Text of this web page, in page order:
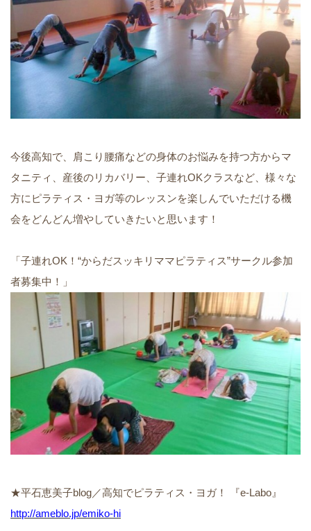
今後高知で、肩こり腰痛などの身体のお悩みを持つ方からマ
タニティ、産後のリカバリー、子連れOKクラスなど、様々な
方にピラティス・ヨガ等のレッスンを楽しんでいただける機
会をどんどん増やしていきたいと思います！
「子連れOK！“からだスッキリママピラティス”サークル参加
者募集中！」
★平石恵美子blog／高知でピラティス・ヨガ！ 『e-Labo』
http://ameblo.jp/emiko-hi